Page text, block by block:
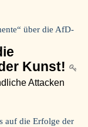
über die AfD-
Kunst!
Attacken
auf die Erfolge der